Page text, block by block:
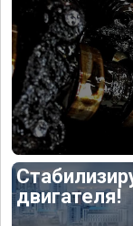
двигателя!